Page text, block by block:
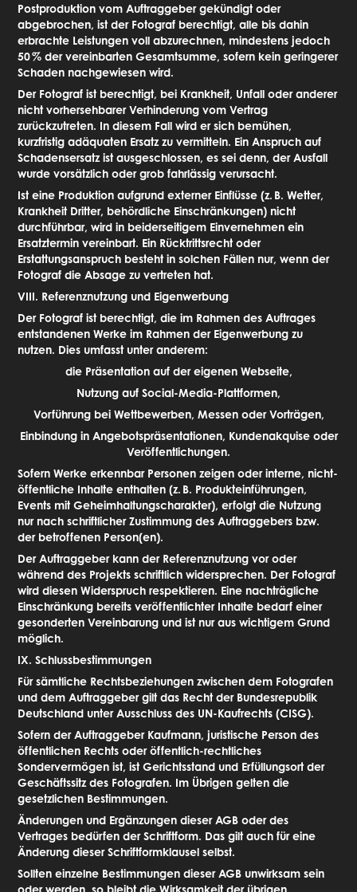
Postproduktion vom Auftraggeber gekündigt oder
abgebrochen, ist der Fotograf berechtigt, alle bis dahin
erbrachte Leistungen voll abzurechnen, mindestens jedoch
50% der vereinbarten Gesamtsumme, sofern kein geringerer
Schaden nachgewiesen wird.
Der Fotograf ist berechtigt, bei Krankheit, Unfall oder anderer
nicht vorhersehbarer Verhinderung vom Vertrag
zurückzutreten. In diesem Fall wird er sich bemühen,
kurzfristig adäquaten Ersatz zu vermitteln. Ein Anspruch auf
Schadensersatz ist ausgeschlossen, es sei denn, der Ausfall
wurde vorsätzlich oder grob fahrlässig verursacht.
Ist eine Produktion aufgrund externer Einflüsse (z. B. Wetter,
Krankheit Dritter, behördliche Einschränkungen) nicht
durchführbar, wird in beiderseitigem Einvernehmen ein
Ersatztermin vereinbart. Ein Rücktrittsrecht oder
Erstattungsanspruch besteht in solchen Fällen nur, wenn der
Fotograf die Absage zu vertreten hat.
VIII. Referenznutzung und Eigenwerbung
Der Fotograf ist berechtigt, die im Rahmen des Auftrages
entstandenen Werke im Rahmen der Eigenwerbung zu
nutzen. Dies umfasst unter anderem:
die Präsentation auf der eigenen Webseite,
Nutzung auf Social-Media-Plattformen,
Vorführung bei Wettbewerben, Messen oder Vorträgen,
Einbindung in Angebotspräsentationen, Kundenakquise oder
Veröffentlichungen.
Sofern Werke erkennbar Personen zeigen oder interne, nicht-
öffentliche Inhalte enthalten (z. B. Produkteinführungen,
Events mit Geheimhaltungscharakter), erfolgt die Nutzung
nur nach schriftlicher Zustimmung des Auftraggebers bzw.
der betroffenen Person(en).
Der Auftraggeber kann der Referenznutzung vor oder
während des Projekts schriftlich widersprechen. Der Fotograf
wird diesen Widerspruch respektieren. Eine nachträgliche
Einschränkung bereits veröffentlichter Inhalte bedarf einer
gesonderten Vereinbarung und ist nur aus wichtigem Grund
möglich.
IX. Schlussbestimmungen
Für sämtliche Rechtsbeziehungen zwischen dem Fotografen
und dem Auftraggeber gilt das Recht der Bundesrepublik
Deutschland unter Ausschluss des UN-Kaufrechts (CISG).
Sofern der Auftraggeber Kaufmann, juristische Person des
öffentlichen Rechts oder öffentlich-rechtliches
Sondervermögen ist, ist Gerichtsstand und Erfüllungsort der
Geschäftssitz des Fotografen. Im Übrigen gelten die
gesetzlichen Bestimmungen.
Änderungen und Ergänzungen dieser AGB oder des
Vertrages bedürfen der Schriftform. Das gilt auch für eine
Änderung dieser Schriftformklausel selbst.
Sollten einzelne Bestimmungen dieser AGB unwirksam sein
oder werden, so bleibt die Wirksamkeit der übrigen